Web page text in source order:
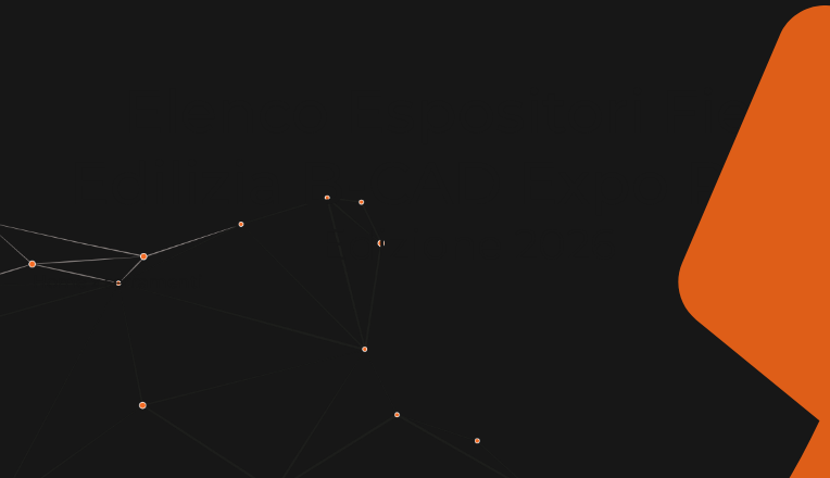
Elenco Espositori Fiera
Edilizia B-CAD Expo Roma
Edizione 2026
Home»serramenti